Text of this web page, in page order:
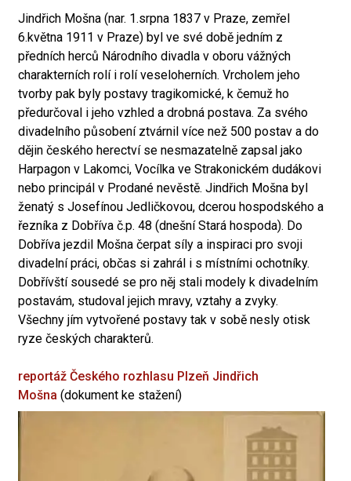
Jindřich Mošna (nar. 1.srpna 1837 v Praze, zemřel
6.května 1911 v Praze) byl ve své době jedním z
předních herců Národního divadla v oboru vážných
charakterních rolí i rolí veseloherních. Vrcholem jeho
tvorby pak byly postavy tragikomické, k čemuž ho
předurčoval i jeho vzhled a drobná postava. Za svého
divadelního působení ztvárnil více než 500 postav a do
dějin českého herectví se nesmazatelně zapsal jako
Harpagon v Lakomci, Vocílka ve Strakonickém dudákovi
nebo principál v Prodané nevěstě. Jindřich Mošna byl
ženatý s Josefínou Jedličkovou, dcerou hospodského a
řezníka z Dobříva č.p. 48 (dnešní Stará hospoda). Do
Dobříva jezdil Mošna čerpat síly a inspiraci pro svoji
divadelní práci, občas si zahrál i s místními ochotníky.
Dobřívští sousedé se pro něj stali modely k divadelním
postavám, studoval jejich mravy, vztahy a zvyky.
Všechny jím vytvořené postavy tak v sobě nesly otisk
ryze českých charakterů.
reportáž Českého rozhlasu Plzeň Jindřich
Mošna (dokument ke stažení)